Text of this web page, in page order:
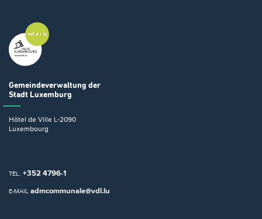
Gemeindeverwaltung der
Stadt Luxemburg
Hôtel de Ville L-2090
Luxembourg
TEL. +352 4796-1
E-MAIL admcommunale@vdl.lu